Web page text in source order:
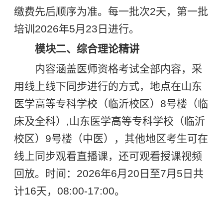
缴费先后顺序为准。每一批次2天，第一批
培训2026年5月23日进行。
模块二、综合理论精讲
内容涵盖医师资格考试全部内容，采
用线上线下同步进行的方式，地点在山东
医学高等专科学校（临沂校区）8号楼（临
床及全科）,山东医学高等专科学校（临沂
校区）9号楼（中医），其他地区考生可在
线上同步观看直播课，还可观看授课视频
回放。时间：2026年6月20日至7月5日共
计16天，08:00-17:00。